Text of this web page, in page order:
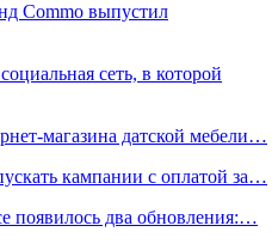
Commo выпустил
сеть, в которой
магазина датской мебели…
кампании с оплатой за…
появилось два обновления:…